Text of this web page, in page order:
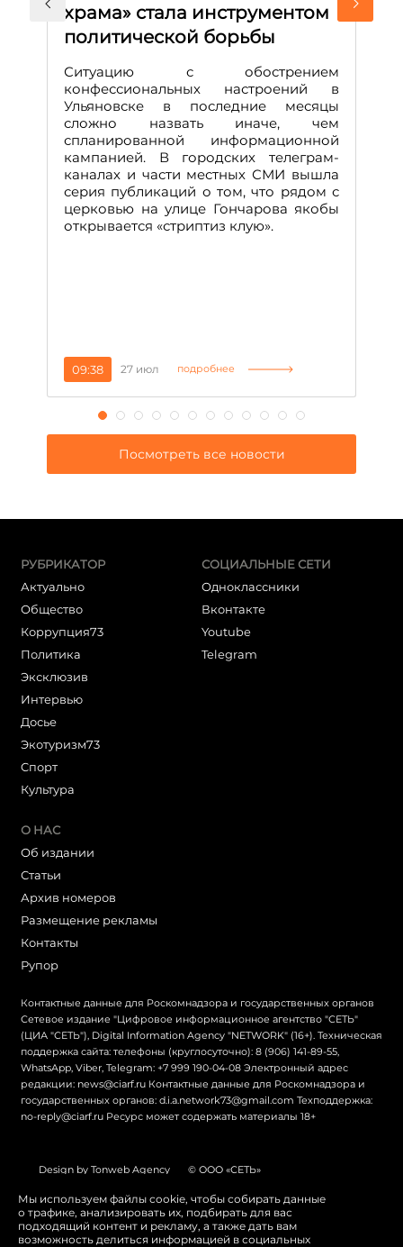
храма» стала инструментом
политической борьбы
Ситуацию с обострением
конфессиональных настроений в
Ульяновске в последние месяцы
сложно назвать иначе, чем
спланированной информационной
кампанией. В городских телеграм-
каналах и части местных СМИ вышла
серия публикаций о том, что рядом с
церковью на улице Гончарова якобы
открывается «стриптиз клую».
09:38 27 июл подробнее
Посмотреть все новости
РУБРИКАТОР
Актуально
Общество
Коррупция73
Политика
Эксклюзив
Интервью
Досье
Экотуризм73
Cпорт
Культура
СОЦИАЛЬНЫЕ СЕТИ
Одноклассники
Вконтакте
Youtube
Telegram
О НАС
Об издании
Статьи
Архив номеров
Размещение рекламы
Контакты
Рупор
Контактные данные для Роскомнадзора и государственных органов
Сетевое издание "Цифровое информационное агентство "СЕТЬ"
(ЦИА "СЕТЬ"), Digital Information Agency "NETWORK" (16+). Техническая
поддержка сайта: телефоны (круглосуточно): 8 (906) 141-89-55,
WhatsApp, Viber, Telegram: +7 999 190-04-08 Электронный адрес
редакции: news@ciarf.ru Контактные данные для Роскомнадзора и
государственных органов: d.i.a.network73@gmail.com Техподдержка:
no-reply@ciarf.ru Ресурс может содержать материалы 18+
Design by Tonweb Agency © ООО «СЕТЬ»
Политика конфиденциальности Карта сайта
Switch to English
Мы используем файлы cookie, чтобы собирать данные
о трафике, анализировать их, подбирать для вас
подходящий контент и рекламу, а также дать вам
возможность делиться информацией в социальных